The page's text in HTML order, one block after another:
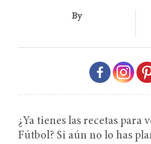
By
¿Ya tienes las recetas para
Fútbol? Si aún no lo has